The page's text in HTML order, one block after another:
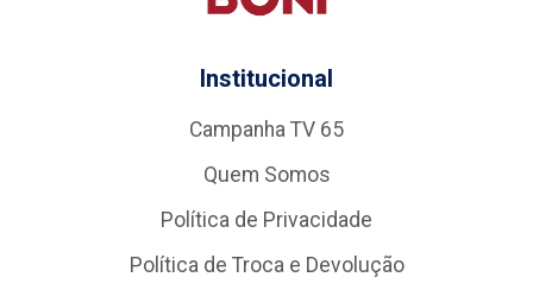
Institucional
Campanha TV 65
Quem Somos
Política de Privacidade
Política de Troca e Devolução